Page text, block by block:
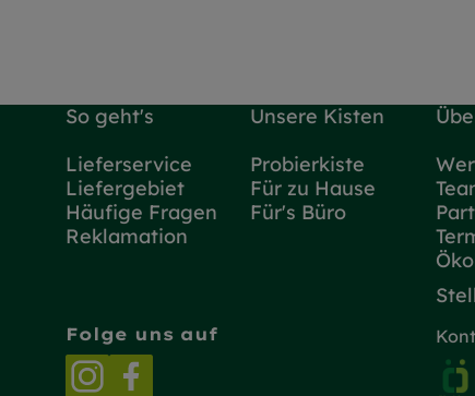
So geht's
Lieferservice
Liefergebiet
Häufige Fragen
Reklamation
Unsere Kisten
Probierkiste
Für zu Hause
Für's Büro
Folge uns auf
Externer Link zu https://
Externer Link zu https://